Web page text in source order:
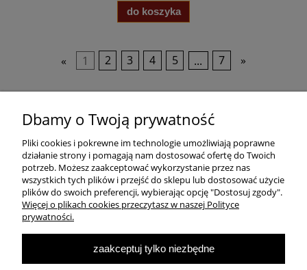
do koszyka
« 1 2 3 4 5 ... 7 »
Pomoc
Dostawa
Moje konto
Największa Księgarnia Internetowa Po Prawej Stronie, ulubiona księgarnia
Dbamy o Twoją prywatność
Pliki cookies i pokrewne im technologie umożliwiają poprawne
działanie strony i pomagają nam dostosować ofertę do Twoich
potrzeb. Możesz zaakceptować wykorzystanie przez nas
wszystkich tych plików i przejść do sklepu lub dostosować użycie
plików do swoich preferencji, wybierając opcję "Dostosuj zgody".
Więcej o plikach cookies przeczytasz w naszej Polityce
prywatności.
zaakceptuj tylko niezbędne